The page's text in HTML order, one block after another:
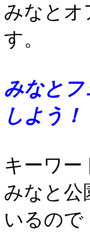
みなとオ
す。
みなとフ
しよう！
キーワ
みなと公
いるので